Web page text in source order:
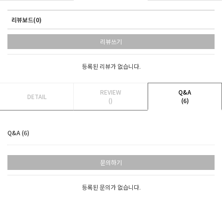
리뷰보드(0)
리뷰쓰기
등록된 리뷰가 없습니다.
DETAIL
REVIEW
()
Q&A
(6)
Q&A (6)
문의하기
등록된 문의가 없습니다.